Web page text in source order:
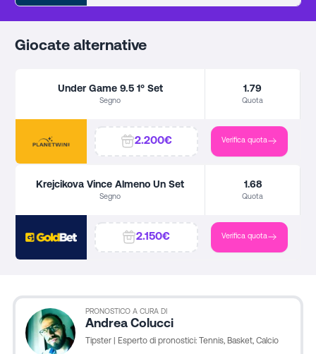
Giocate alternative
Under Game 9.5 1° Set
Segno
1.79
Quota
2.200€ Verifica quota
Krejcikova Vince Almeno Un Set
Segno
1.68
Quota
2.150€ Verifica quota
PRONOSTICO A CURA DI
Andrea Colucci
Tipster | Esperto di pronostici: Tennis, Basket, Calcio